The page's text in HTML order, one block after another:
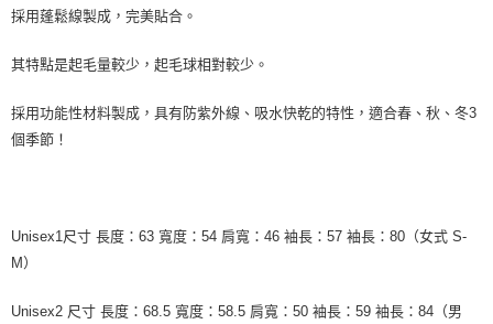
採用蓬鬆線製成，完美貼合。
其特點是起毛量較少，起毛球相對較少。
採用功能性材料製成，具有防紫外線、吸水快乾的特性，適合春、秋、冬3
個季節！
Unisex1尺寸 長度：63 寬度：54 肩寬：46 袖長：57 袖長：80（女式 S-
M）
Unisex2 尺寸 長度：68.5 寬度：58.5 肩寬：50 袖長：59 袖長：84（男